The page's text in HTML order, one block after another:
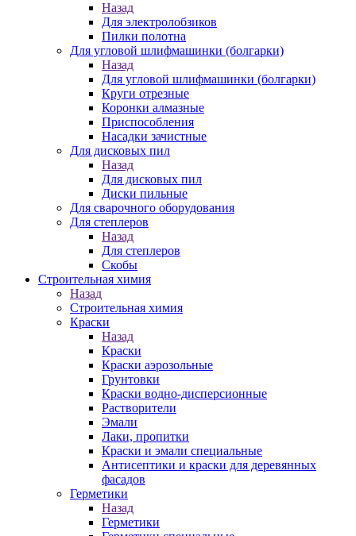
Назад
Для электролобзиков
Пилки полотна
Для угловой шлифмашинки (болгарки)
Назад
Для угловой шлифмашинки (болгарки)
Круги отрезные
Коронки алмазные
Приспособления
Насадки зачистные
Для дисковых пил
Назад
Для дисковых пил
Диски пильные
Для сварочного оборудования
Для степлеров
Назад
Для степлеров
Скобы
Строительная химия
Назад
Строительная химия
Краски
Назад
Краски
Краски аэрозольные
Грунтовки
Краски водно-дисперсионные
Растворители
Эмали
Лаки, пропитки
Краски и эмали специальные
Антисептики и краски для деревянных
фасадов
Герметики
Назад
Герметики